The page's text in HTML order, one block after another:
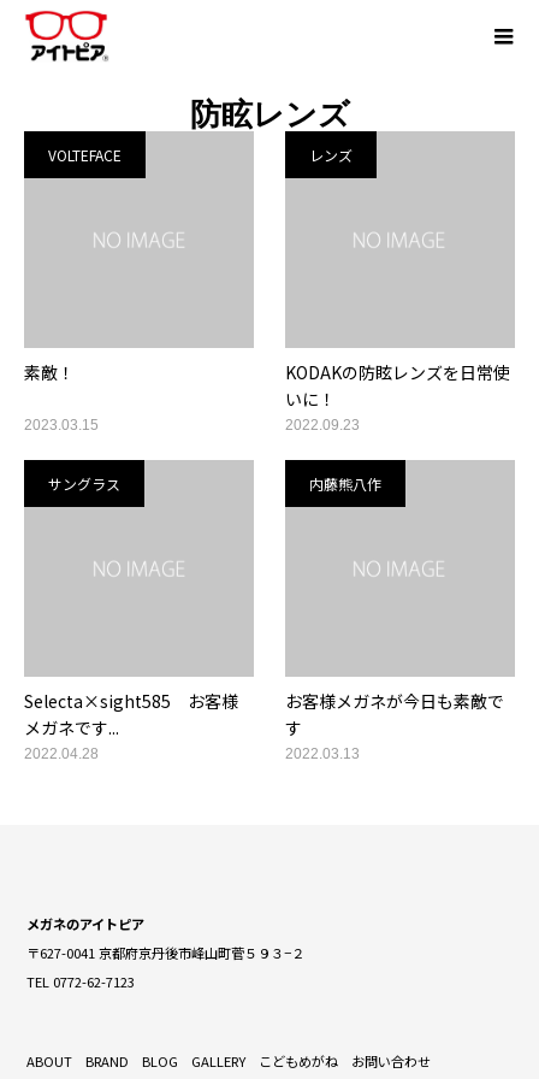
防眩レンズ
VOLTEFACE
素敵！
2023.03.15
レンズ
KODAKの防眩レンズを日常使
いに！
2022.09.23
サングラス
Selecta×sight585 お客様
メガネです...
2022.04.28
内藤熊八作
お客様メガネが今日も素敵で
す
2022.03.13
メガネのアイトピア
〒627-0041 京都府京丹後市峰山町菅５９３−２
TEL 0772-62-7123
ABOUT BRAND BLOG GALLERY こどもめがね お問い合わせ